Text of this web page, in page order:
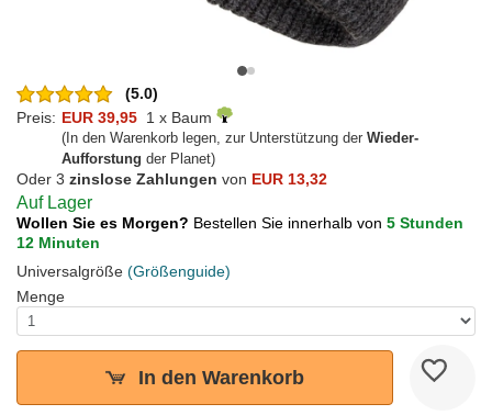
(5.0)
Preis: EUR 39,95 1 x Baum
(In den Warenkorb legen, zur Unterstützung der Wieder-
Aufforstung der Planet)
Oder 3 zinslose Zahlungen von EUR 13,32
Auf Lager
Wollen Sie es Morgen? Bestellen Sie innerhalb von 5 Stunden
12 Minuten
Universalgröße (Größenguide)
Menge
In den Warenkorb